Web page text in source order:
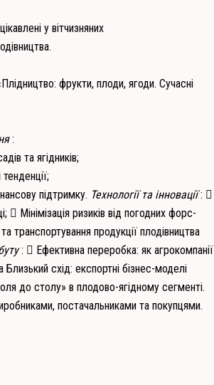
у вітчизняних
фрукти, плоди, ягоди. Сучасні
:
та ягідників;
підтримку. Технології та інновації: 
 Мінімізація ризиків від погодних форс-
транспортування продукції плодівництва
:  Ефективна переробка: як агрокомпанії
схід: експортні бізнес-моделі
до столу» в плодово-ягідному сегменті.
постачальниками та покупцями.